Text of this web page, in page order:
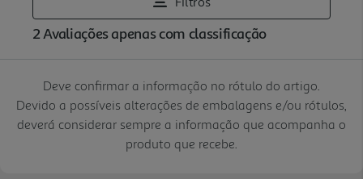
Deve confirmar a informação no rótulo do artigo.
Devido a possíveis alterações de embalagens e/ou rótulos,
deverá considerar sempre a informação que acompanha o
produto que recebe.